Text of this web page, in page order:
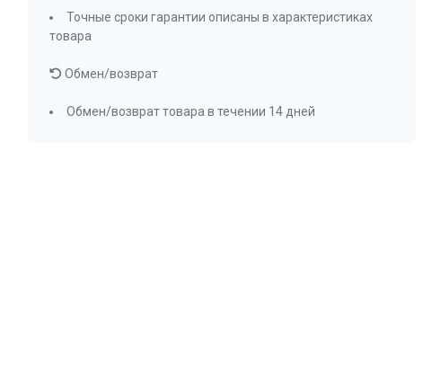
Точные сроки гарантии описаны в характеристиках
товара
Обмен/возврат
Обмен/возврат товара в течении 14 дней